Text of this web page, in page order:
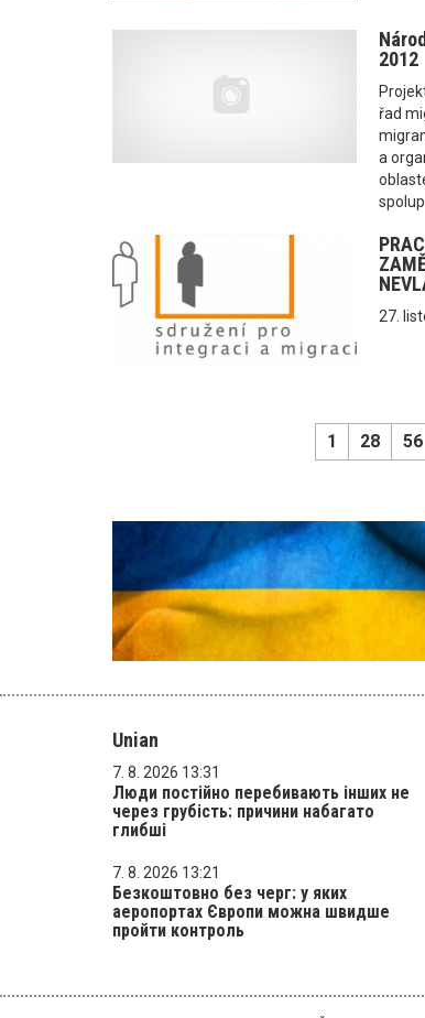
2012
řad
a
27.
1 28 56
Unian
7. 8. 2026 13:31
Люди постійно перебивають інших не
через грубість: причини набагато
глибші
7. 8. 2026 13:21
Безкоштовно без черг: у яких
аеропортах Європи можна швидше
пройти контроль